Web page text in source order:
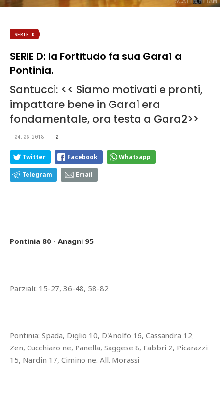
SERIE D
SERIE D: la Fortitudo fa sua Gara1 a
Pontinia.
Santucci: << Siamo motivati e pronti,
impattare bene in Gara1 era
fondamentale, ora testa a Gara2>>
04.06.2018 0
Twitter Facebook Whatsapp
Telegram Email
Pontinia 80 - Anagni 95
Parziali: 15-27, 36-48, 58-82
Pontinia: Spada, Diglio 10, D'Anolfo 16, Cassandra 12,
Zen, Cucchiaro ne, Panella, Saggese 8, Fabbri 2, Picarazzi
15, Nardin 17, Cimino ne. All. Morassi